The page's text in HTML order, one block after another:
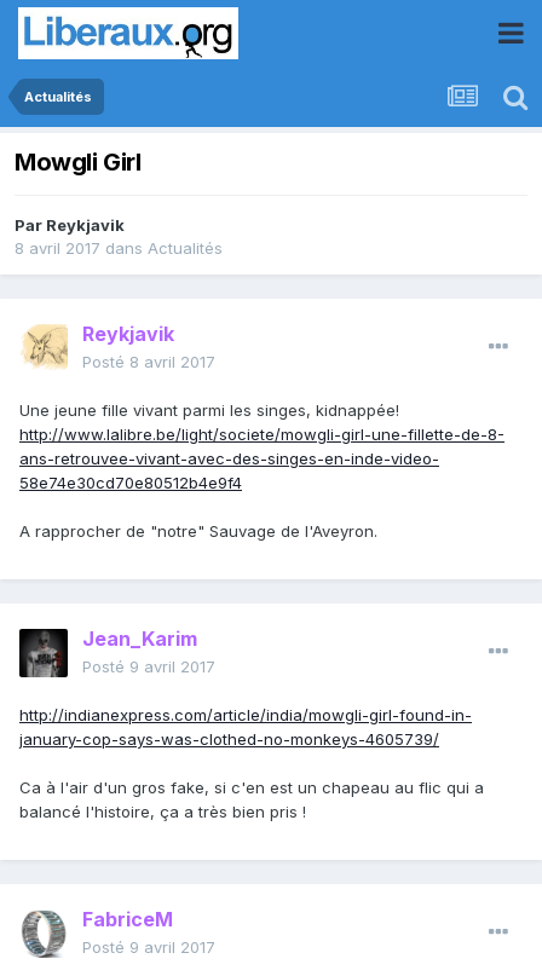
Actualités
Mowgli Girl
Par Reykjavik
8 avril 2017 dans Actualités
Reykjavik
Posté 8 avril 2017
Une jeune fille vivant parmi les singes, kidnappée!
http://www.lalibre.be/light/societe/mowgli-girl-une-fillette-de-8-
ans-retrouvee-vivant-avec-des-singes-en-inde-video-
58e74e30cd70e80512b4e9f4
A rapprocher de "notre" Sauvage de l'Aveyron.
Jean_Karim
Posté 9 avril 2017
http://indianexpress.com/article/india/mowgli-girl-found-in-
january-cop-says-was-clothed-no-monkeys-4605739/
Ca à l'air d'un gros fake, si c'en est un chapeau au flic qui a
balancé l'histoire, ça a très bien pris !
FabriceM
Posté 9 avril 2017